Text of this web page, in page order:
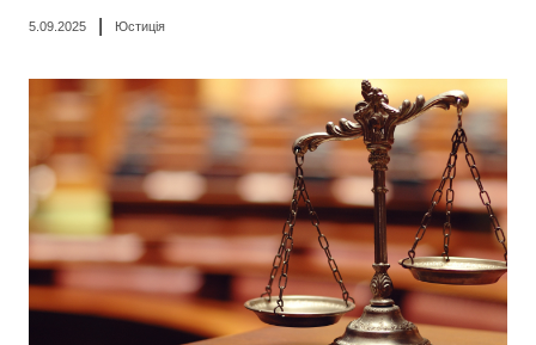
5.09.2025 Юстиція